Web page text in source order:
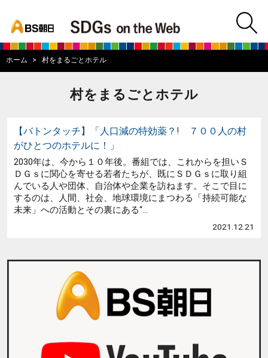
BS朝日SDGs
ホーム 村をまるごとホテル
村をまるごとホテル
【バトンタッチ】「人口減の特効薬？! ７００人の村
がひとつのホテルに！」
2030年は、今から１０年後。番組では、これからを担いＳ
ＤＧｓに関心を寄せる若者たちが、既にＳＤＧｓに取り組
んでいる人や団体、自治体や企業を訪ねます。そこで目に
するのは、人間、社会、地球環境にまつわる「持続可能な
未来」への活動とその裏にある“...
2021.12.21